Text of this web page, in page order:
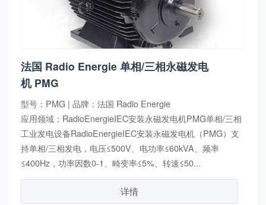
法国 Radio Energie 单相/三相永磁发电
机 PMG
型号：PMG | 品牌：法国 Radio Energie
应用领域：RadioEnergieIEC安装永磁发电机PMG单相/三相
工业发电设备RadioEnergieIEC安装永磁发电机（PMG）支
持单相/三相发电，电压≤500V、电功率≤60kVA、频率
≤400Hz，功率因数0-1、畸变率≤5%、转速≤50...
详情